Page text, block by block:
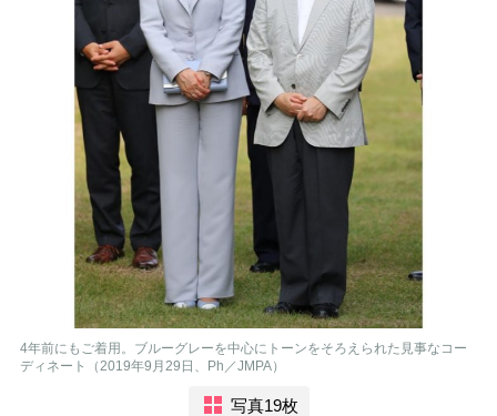
4年前にもご着用。ブルーグレーを中心にトーンをそろえられた見事なコー
ディネート（2019年9月29日、Ph／JMPA）
写真19枚